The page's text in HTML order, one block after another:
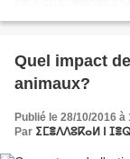
Quel impact
animaux?
Publié le 28/10/2016 à
Par ⵉⵎⴻⴷⴷⵓⴽⴰⵍ ⵏ